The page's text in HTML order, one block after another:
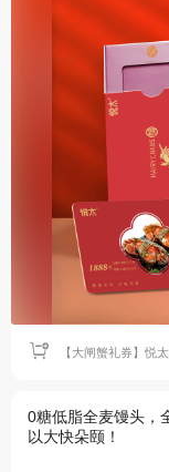
0糖低脂全麦馒头，
以大快朵颐！